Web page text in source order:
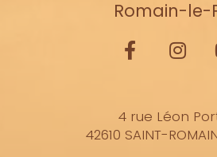
Romain-le-
4 rue Léon
42610 SAINT-